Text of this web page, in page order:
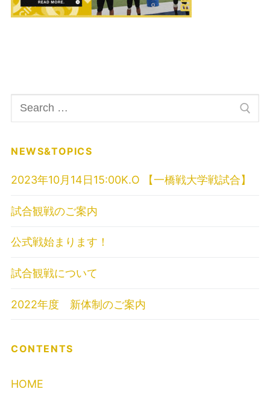
検
索:
NEWS&TOPICS
2023年10月14日15:00K.O 【一橋戦大学戦試合】
試合観戦のご案内
公式戦始まります！
試合観戦について
2022年度 新体制のご案内
CONTENTS
HOME